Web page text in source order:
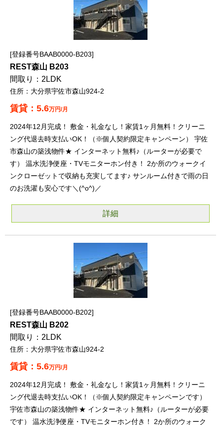
登録番号BAAB0000-B203
REST森山 B203
2LDK
大分県宇佐市森山924-2
5.6万円/月
2024年12月完成！ 敷金・礼金なし！家賃1ヶ月無料！クリーニ
ング代退去時支払いOK！（※個人契約限定キャンペーン） 宇佐
市森山の築浅物件★ インターネット無料♪（ルーターが必要で
す） 温水洗浄便座・TVモニターホン付き！ 2か所のウォークイ
ンクローゼットで収納も充実してます♪ サンルーム付きで雨の日
のお洗濯も安心です＼(^o^)／
詳細
登録番号BAAB0000-B202
REST森山 B202
2LDK
大分県宇佐市森山924-2
5.6万円/月
2024年12月完成！ 敷金・礼金なし！家賃1ヶ月無料！クリーニ
ング代退去時支払いOK！（※個人契約限定キャンペーンです）
宇佐市森山の築浅物件★ インターネット無料♪（ルーターが必要
です） 温水洗浄便座・TVモニターホン付き！ 2か所のウォーク